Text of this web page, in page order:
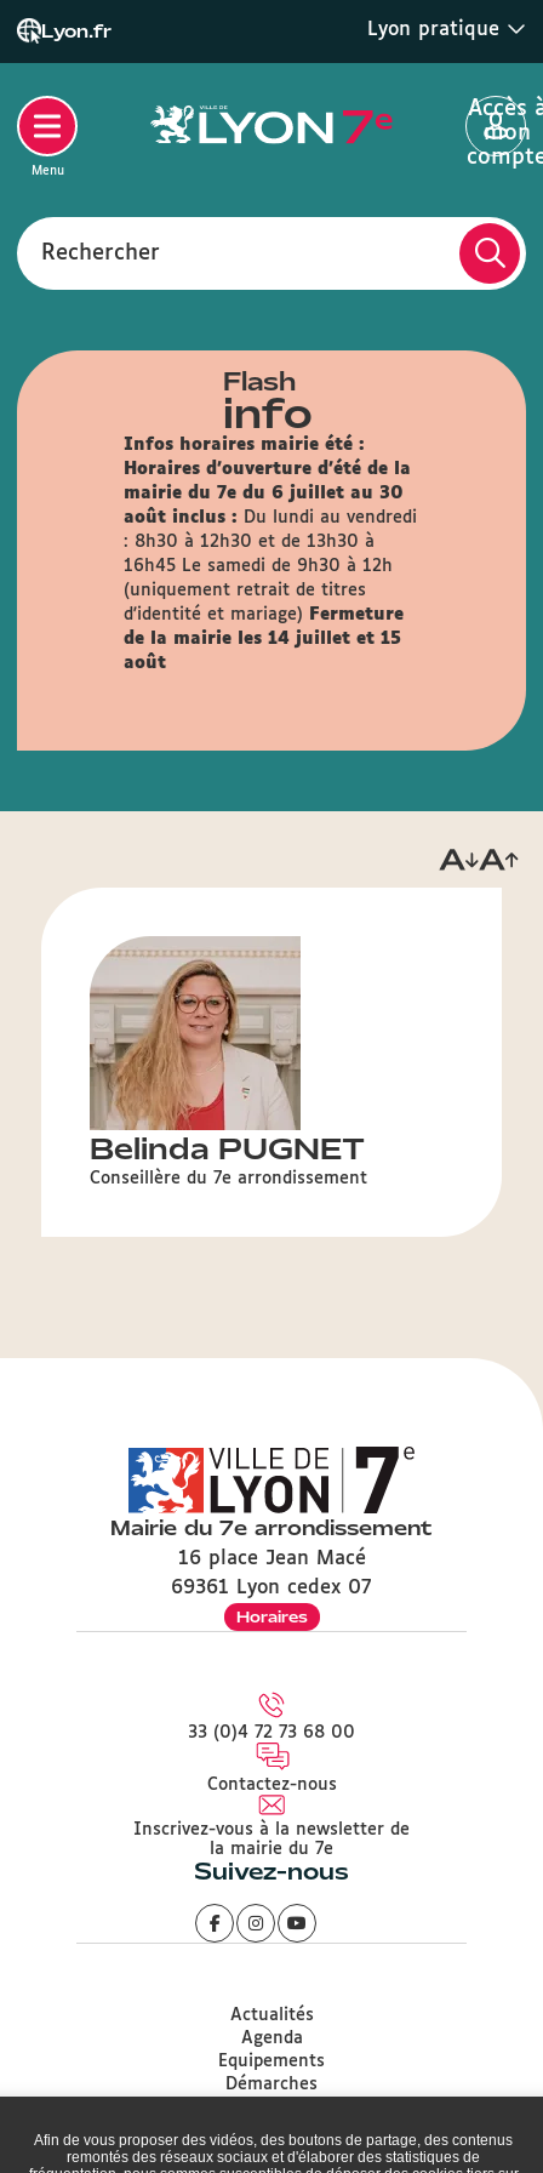
Afin de vous proposer des vidéos, des boutons de partage, des contenus
remontés des réseaux sociaux et d'élaborer des statistiques de
Lyon.fr Lyon pratique
Rechercher
Accès
mon
Menu
Flash
info
Infos horaires mairie été :
Horaires d'ouverture d'été de la
mairie du 7e du 6 juillet au 30
août inclus :
Du lundi au vendredi
: 8h30 à 12h30 et de 13h30 à
16h45
Le samedi de 9h30 à 12h
(uniquement retrait de titres
d'identité et mariage)
Fermeture
de la mairie les 14 juillet et 15
août
Belinda PUGNET
Conseillère du 7e arrondissement
Mairie du 7e arrondissement
16 place Jean Macé
69361 Lyon cedex 07
Horaires
33 (0)4 72 73 68 00
Contactez-nous
Inscrivez-vous à la newsletter de
la mairie du 7e
Suivez-nous
Actualités
Agenda
Equipements
Démarches
Accessibilité
Plan du site